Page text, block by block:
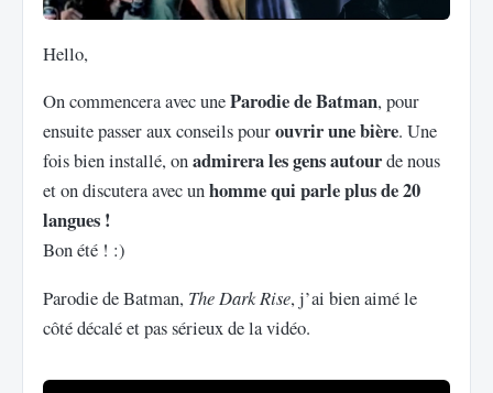
Hello,
On commencera avec uneParodie de Batman, pour
ensuite passer aux conseils pourouvrir une bière. Une
fois bien installé, onadmirera les gens autourde nous
et on discutera avec unhomme qui parle plus de 20
langues !
Bon été ! :)
Parodie de Batman, The Dark Rise, j’ai bien aimé le
côté décalé et pas sérieux de la vidéo.